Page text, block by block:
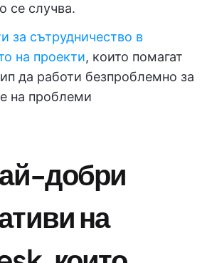
се случва.
за сътрудничество в
на проекти, които помагат
да работи безпроблемно за
на проблеми
добри
на